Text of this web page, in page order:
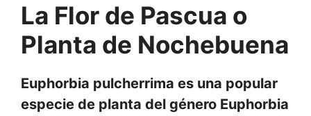
La Flor de Pascua o
Planta de Nochebuena
Euphorbia pulcherrima es una popular
especie de planta del género Euphorbia